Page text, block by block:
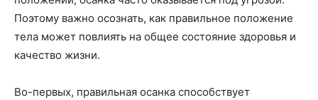
Поэтому важно осознать, как правильное положение
тела может повлиять на общее состояние здоровья и
качество жизни.
Во-первых, правильная осанка способствует